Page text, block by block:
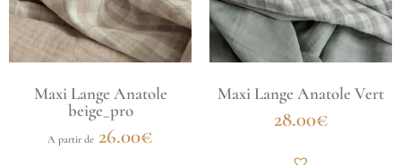
Maxi Lange Anatole
beige_pro
A partir de 26.00€
Maxi Lange Anatole Vert
28.00€